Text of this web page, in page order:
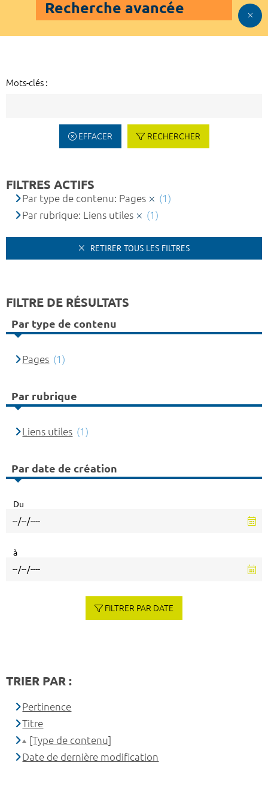
Recherche avancée
Mots-clés :
EFFACER RECHERCHER
FILTRES ACTIFS
Par type de contenu: Pages
(1)
Par rubrique: Liens utiles
(1)
RETIRER TOUS LES FILTRES
FILTRE DE RÉSULTATS
Par type de contenu
Pages (1)
Par rubrique
Liens utiles (1)
Par date de création
Du
à
FILTRER PAR DATE
TRIER PAR :
Pertinence
Titre
[Type de contenu]
Date de dernière modification